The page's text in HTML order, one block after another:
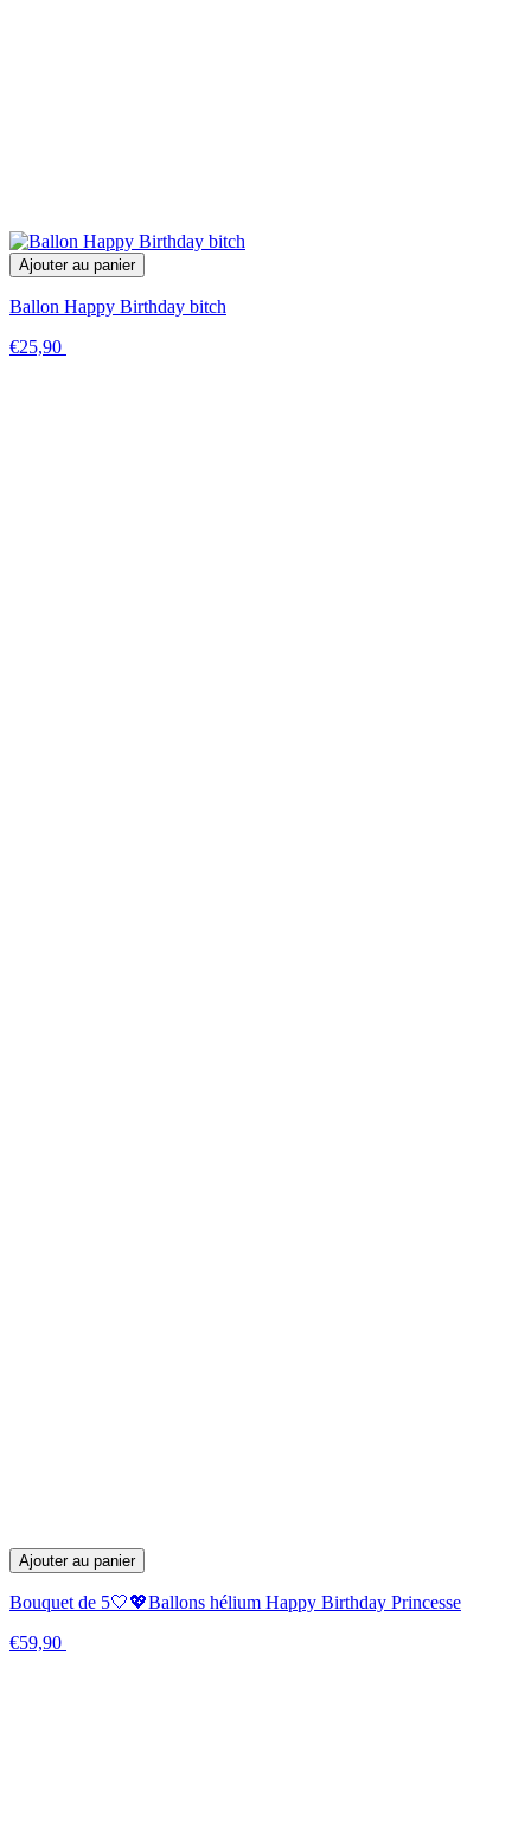
Ajouter au panier
Ballon Happy Birthday bitch
€25,90
Ajouter au panier
Bouquet de 5🤍💖Ballons hélium Happy Birthday Princesse
€59,90